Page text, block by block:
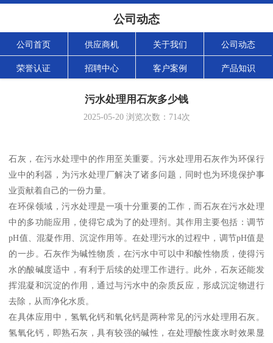
公司动态
公司首页 供应商机 关于我们 公司动态
荣誉认证 招聘中心 客户案例 产品知识
污水处理用石灰多少钱
2025-05-20浏览次数： 714次
石灰，在污水处理中的作用至关重要。污水处理用石灰作为环保行
业中的利器，为污水处理厂解决了诸多问题，同时也为环境保护事
业贡献着自己的一份力量。
在环保领域，污水处理是一项十分重要的工作，而石灰在污水处理
中的多功能应用，使得它成为了的处理剂。其作用主要包括：调节
pH值、混凝作用、沉淀作用等。在处理污水的过程中，调节pH值是
的一步。石灰作为碱性物质，在污水中可以中和酸性物质，使得污
水的酸碱度适中，有利于后续的处理工作进行。此外，石灰还能发
挥混凝和沉淀的作用，通过与污水中的杂质反应，形成沉淀物进行
去除，从而净化水质。
在具体应用中，氢氧化钙和氧化钙是两种常见的污水处理用石灰。
氢氧化钙，即熟石灰，具有较强的碱性，在处理酸性废水时效果显